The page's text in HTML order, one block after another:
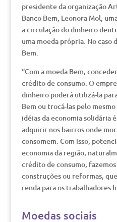
presidente da organização
Banco Bem, Leonora Mol,
a circulação do dinheiro
uma moeda própria. No caso
Bem.
“Com a moeda Bem,
crédito de consumo. O
dinheiro poderá utilizá-la
Bem ou trocá-las pelo
idéias da economia solidária
adquirir nos bairros onde
consomem. Com isso,
economia da região,
crédito de consumo,
construções ou reformas,
renda para os trabalhadores
Moedas sociais